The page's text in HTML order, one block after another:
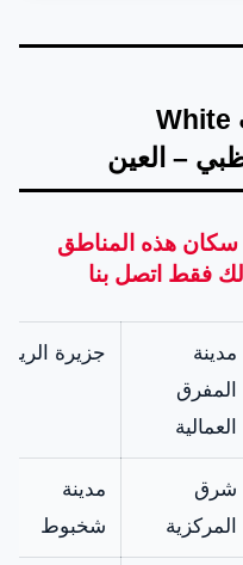
متوفر
مركز خدمة صيانة ثلاجات White
سكان هذه المناطق
فقط اتصل بنا
مدينة
المفرق
العمالية
جزيرة الريم
شرق
المركزية
مدينة
شخبوط